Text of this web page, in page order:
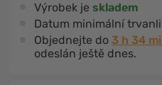
Výrobek je skladem
Datum minimální
Objednejte do 3 h 34
odeslán ještě dnes.